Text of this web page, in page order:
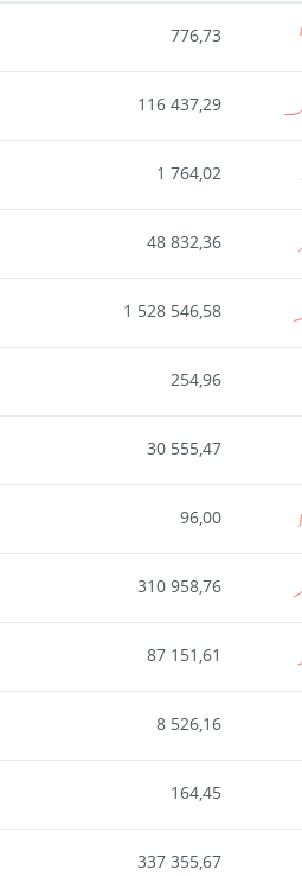
776,73
116 437,29
1 764,02
48 832,36
1 528 546,58
254,96
30 555,47
96,00
310 958,76
87 151,61
8 526,16
164,45
337 355,67